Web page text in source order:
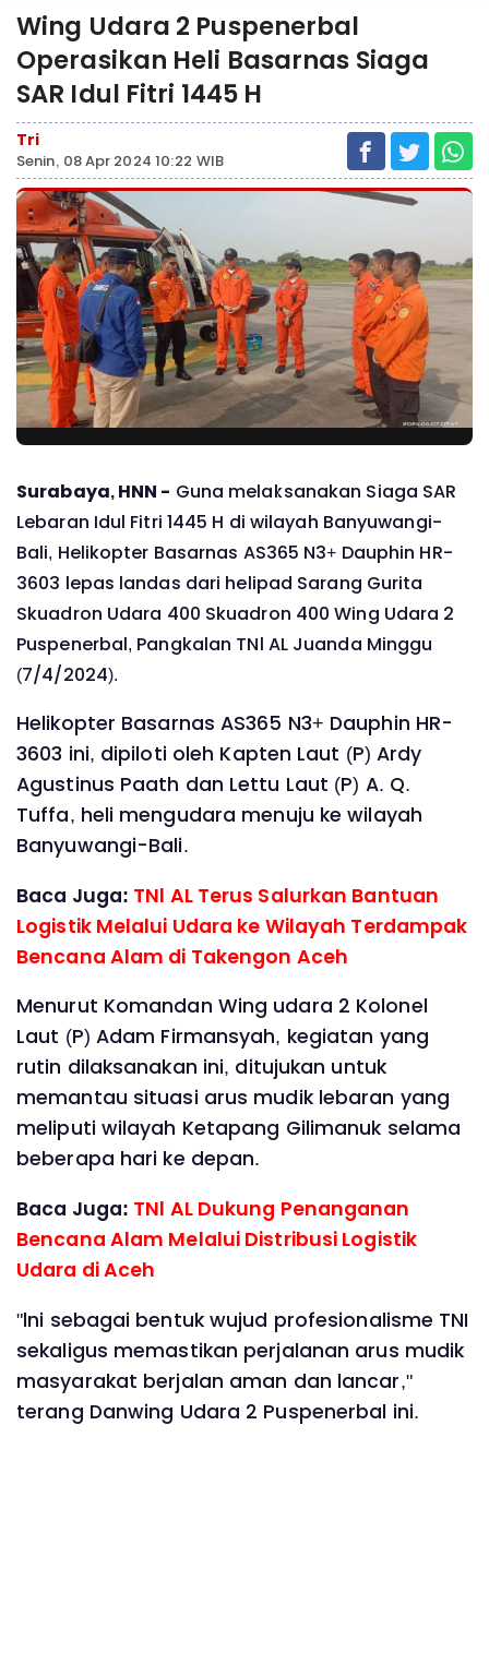
Wing Udara 2 Puspenerbal
Operasikan Heli Basarnas Siaga
SAR Idul Fitri 1445 H
Tri
Senin, 08 Apr 2024 10:22 WIB
Surabaya, HNN - Guna melaksanakan Siaga SAR
Lebaran Idul Fitri 1445 H di wilayah Banyuwangi-
Bali, Helikopter Basarnas AS365 N3+ Dauphin HR-
3603 lepas landas dari helipad Sarang Gurita
Skuadron Udara 400 Skuadron 400 Wing Udara 2
Puspenerbal, Pangkalan TNl AL Juanda Minggu
(7/4/2024).
Helikopter Basarnas AS365 N3+ Dauphin HR-
3603 ini, dipiloti oleh Kapten Laut (P) Ardy
Agustinus Paath dan Lettu Laut (P) A. Q.
Tuffa, heli mengudara menuju ke wilayah
Banyuwangi-Bali.
Baca Juga: TNl AL Terus Salurkan Bantuan
Logistik Melalui Udara ke Wilayah Terdampak
Bencana Alam di Takengon Aceh
Menurut Komandan Wing udara 2 Kolonel
Laut (P) Adam Firmansyah, kegiatan yang
rutin dilaksanakan ini, ditujukan untuk
memantau situasi arus mudik lebaran yang
meliputi wilayah Ketapang Gilimanuk selama
beberapa hari ke depan.
Baca Juga: TNl AL Dukung Penanganan
Bencana Alam Melalui Distribusi Logistik
Udara di Aceh
"lni sebagai bentuk wujud profesionalisme TNI
sekaligus memastikan perjalanan arus mudik
masyarakat berjalan aman dan lancar,"
terang Danwing Udara 2 Puspenerbal ini.